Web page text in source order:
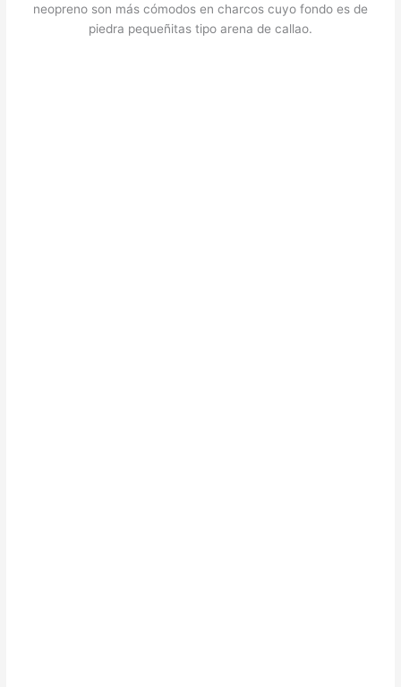
neopreno son más cómodos en charcos cuyo fondo es de
piedra pequeñitas tipo arena de callao.